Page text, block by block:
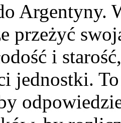
Argentyny.
przeżyć
i
jednostki.